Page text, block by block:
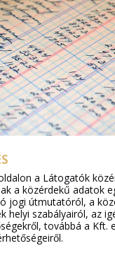
a Látogatók
a közérdekű adatok
jogi útmutatóról, a
helyi szabályairól, az
továbbá a Kft.